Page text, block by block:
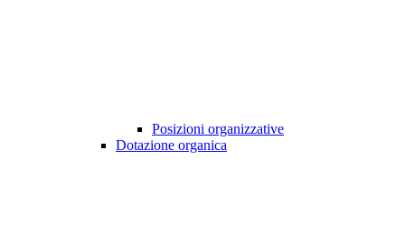
Posizioni organizzative
Dotazione organica